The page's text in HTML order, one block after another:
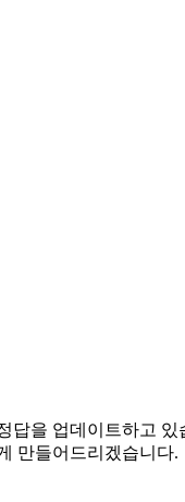
답을 업데이트하고
만들어드리겠습니다.